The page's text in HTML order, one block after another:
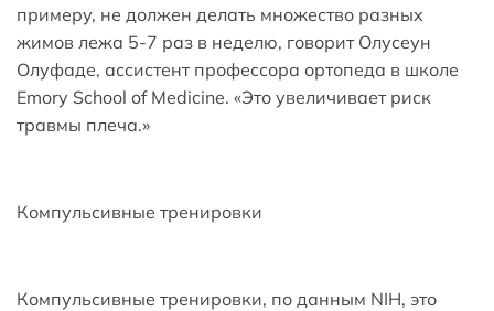
примеру, не должен делать множество разных
жимов лежа 5-7 раз в неделю, говорит Олусеун
Олуфаде, ассистент профессора ортопеда в школе
Emory School of Medicine. «Это увеличивает риск
травмы плеча.»
Компульсивные тренировки
Компульсивные тренировки, по данным NIH, это